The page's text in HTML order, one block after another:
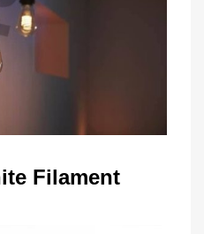
Filament